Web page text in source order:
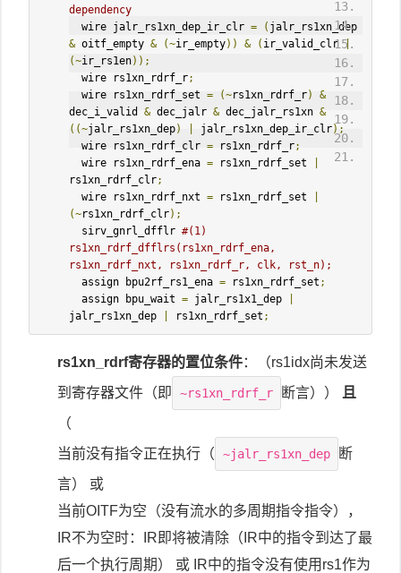
dependency
  wire jalr_rs1xn_dep_ir_clr
= (
& oitf_empty & (~ir_empty)) & ( ir_valid_clr |
(~ir_rs1en));
  wire rs1xn_rdrf_r
;
  wire rs1xn_rdrf_set
= (~rs1xn_rdrf_r)
&
dec_i_valid & dec_jalr & dec_jalr_rs1xn &
((~jalr_rs1xn_dep) jalr_rs1xn_dep_ir_clr);
  wire rs1xn_rdrf_clr
= rs1xn_rdrf_r;
  wire rs1xn_rdrf_ena
= rs1xn_rdrf_set
rs1xn_rdrf_clr;
  wire rs1xn_rdrf_nxt
= rs1xn_rdrf_set
(~rs1xn_rdrf_clr);
  sirv_gnrl_dfflr
#(1)
rs1xn_rdrf_dfflrs(rs1xn_rdrf_ena,
rs1xn_rdrf_nxt, rs1xn_rdrf_r, clk, rst_n);
  assign bpu2rf_rs1_ena
= rs1xn_rdrf_set ;
  assign bpu_wait
= jalr_rs1x1_dep
jalr_rs1xn_dep
rs1xn_rdrf_set ;
rs1xn_rdrf寄存器的置位条件：（rs1idx尚未发送
到寄存器文件（即
~rs1xn_rdrf_r 断言））
且
（
当前没有指令正在执行（
~jalr_rs1xn_dep
断
言） 或
当前OITF为空（没有流水的多周期指令指令），
IR不为空时：IR即将被清除（IR中的指令到达了最
后一个执行周期） 或 IR中的指令没有使用rs1作为